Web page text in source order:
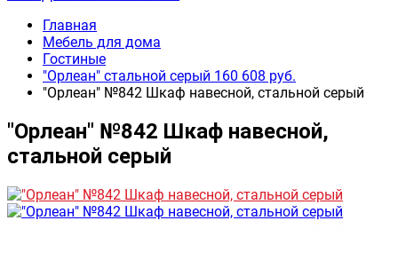
Главная
Мебель для дома
Гостиные
"Орлеан" стальной серый 160 608 руб.
"Орлеан" №842 Шкаф навесной, стальной серый
"Орлеан" №842 Шкаф навесной,
стальной серый